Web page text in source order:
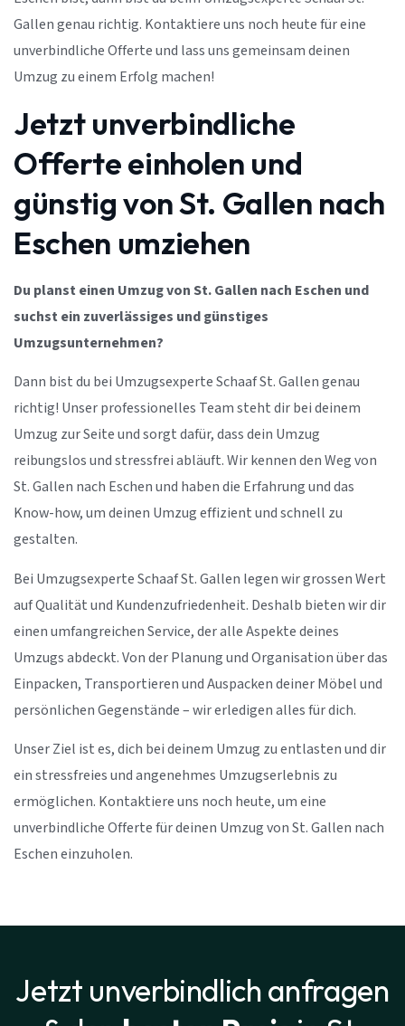
Gallen genau richtig. Kontaktiere uns noch heute für eine
unverbindliche Offerte und lass uns gemeinsam deinen
Umzug zu einem Erfolg machen!
Jetzt unverbindliche
Offerte einholen und
günstig von St. Gallen nach
Eschen umziehen
Du planst einen Umzug von St. Gallen nach Eschen und
suchst ein zuverlässiges und günstiges
Umzugsunternehmen?
Dann bist du bei Umzugsexperte Schaaf St. Gallen genau
richtig! Unser professionelles Team steht dir bei deinem
Umzug zur Seite und sorgt dafür, dass dein Umzug
reibungslos und stressfrei abläuft. Wir kennen den Weg von
St. Gallen nach Eschen und haben die Erfahrung und das
Know-how, um deinen Umzug effizient und schnell zu
gestalten.
Bei Umzugsexperte Schaaf St. Gallen legen wir grossen Wert
auf Qualität und Kundenzufriedenheit. Deshalb bieten wir dir
einen umfangreichen Service, der alle Aspekte deines
Umzugs abdeckt. Von der Planung und Organisation über das
Einpacken, Transportieren und Auspacken deiner Möbel und
persönlichen Gegenstände – wir erledigen alles für dich.
Unser Ziel ist es, dich bei deinem Umzug zu entlasten und dir
ein stressfreies und angenehmes Umzugserlebnis zu
ermöglichen. Kontaktiere uns noch heute, um eine
unverbindliche Offerte für deinen Umzug von St. Gallen nach
Eschen einzuholen.
Jetzt unverbindlich anfragen